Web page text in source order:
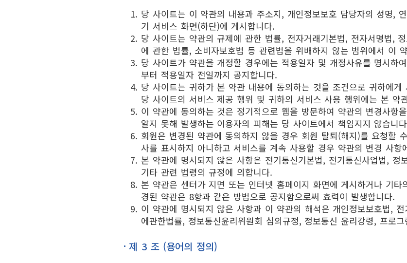
당 사이트는 이 약관의 내용과 주소지, 개인정보보호 담당자의 성명,
기 서비스 화면(하단)에 게시합니다.
당 사이트는 약관의 규제에 관한 법률, 전자거래기본법, 전자서명법,
에 관한 법률, 소비자보호법 등 관련법을 위배하지 않는 범위에서 이
당 사이트가 약관을 개정할 경우에는 적용일자 및 개정사유를 명시
부터 적용일자 전일까지 공지합니다.
당 사이트는 귀하가 본 약관 내용에 동의하는 것을 조건으로 귀하에
당 사이트의 서비스 제공 행위 및 귀하의 서비스 사용 행위에는 본 약
이 약관에 동의하는 것은 정기적으로 웹을 방문하여 약관의 변경사
알지 못해 발생하는 이용자의 피해는 당 사이트에서 책임지지 않습니
회원은 변경된 약관에 동의하지 않을 경우 회원 탈퇴(해지)를 요청할
사를 표시하지 아니하고 서비스를 계속 사용할 경우 약관의 변경 사항
본 약관에 명시되지 않은 사항은 전기통신기본법, 전기통신사업법,
기타 관련 법령의 규정에 의합니다.
본 약관은 센터가 지면 또는 인터넷 홈페이지 화면에 게시하거나 기
경된 약관은 8항과 같은 방법으로 공지함으로써 효력이 발생합니다.
이 약관에 명시되지 않은 사항과 이 약관의 해석은 개인정보보호법,
에관한법률, 정보통신윤리위원회 심의규정, 정보통신 윤리강령, 프로
제 3 조 (용어의 정의)